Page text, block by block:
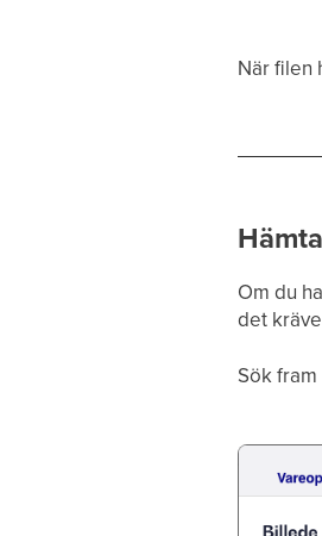
När filen
Om du
det
Sök